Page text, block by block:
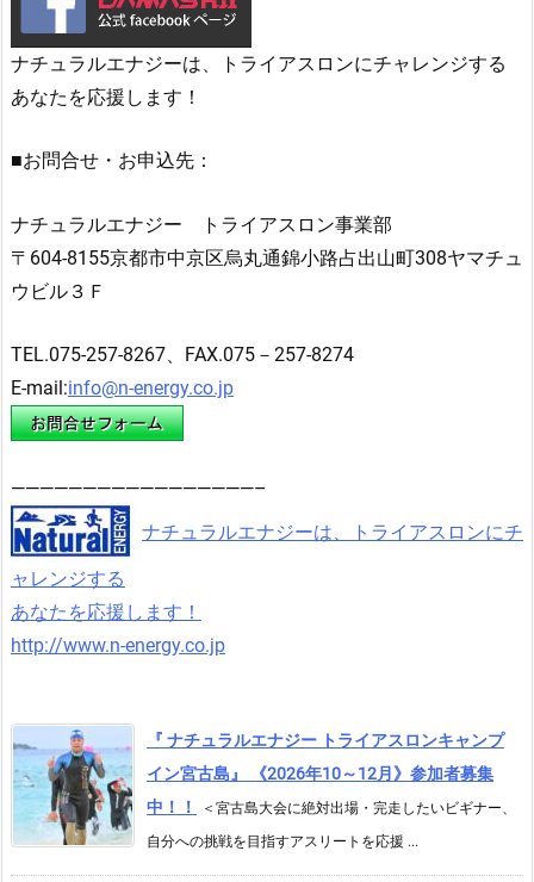
ナチュラルエナジーは、トライアスロンにチャレンジする
あなたを応援します！
■お問合せ・お申込先：
ナチュラルエナジー トライアスロン事業部
〒604-8155京都市中京区烏丸通錦小路占出山町308ヤマチュ
ウビル３Ｆ
TEL.075-257-8267、FAX.075－257-8274
E-mail:info@n-energy.co.jp
—————————————————–
ナチュラルエナジーは、トライアスロンにチ
ャレンジする
あなたを応援します！
http://www.n-energy.co.jp
『 ナチュラルエナジー トライアスロンキャンプ
イン宮古島』 《2026年10～12月》参加者募集
中！！
＜宮古島大会に絶対出場・完走したいビギナー、
自分への挑戦を目指すアスリートを応援 ...